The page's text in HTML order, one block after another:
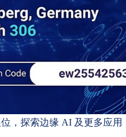
位，探索边缘 AI 及更多应用